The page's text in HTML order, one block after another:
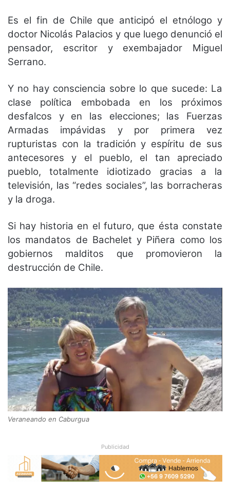
Es el fin de Chile que anticipó el etnólogo y
doctor Nicolás Palacios y que luego denunció el
pensador, escritor y exembajador Miguel
Serrano.
Y no hay consciencia sobre lo que sucede: La
clase política embobada en los próximos
desfalcos y en las elecciones; las Fuerzas
Armadas impávidas y por primera vez
rupturistas con la tradición y espíritu de sus
antecesores y el pueblo, el tan apreciado
pueblo, totalmente idiotizado gracias a la
televisión, las “redes sociales”, las borracheras
y la droga.
Si hay historia en el futuro, que ésta constate
los mandatos de Bachelet y Piñera como los
gobiernos malditos que promovieron la
destrucción de Chile.
Veraneando en Caburgua
Publicidad